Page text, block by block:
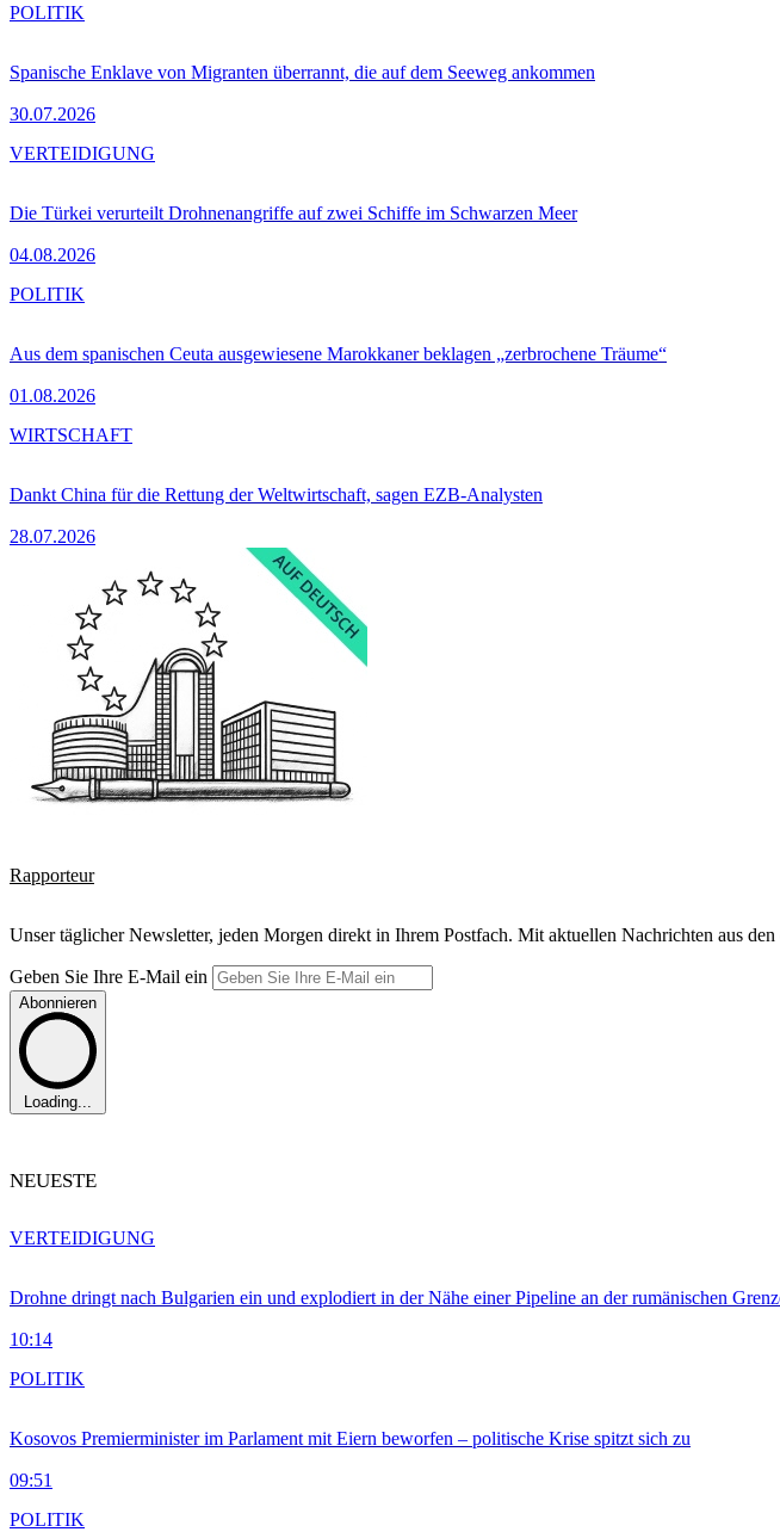
Spanische Enklave von Migranten überrannt, die auf dem Seeweg ankommen
30.07.2026
POLITIK
Die Türkei verurteilt Drohnenangriffe auf zwei Schiffe im Schwarzen Meer
04.08.2026
VERTEIDIGUNG
Aus dem spanischen Ceuta ausgewiesene Marokkaner beklagen „zerbrochene Träume“
01.08.2026
POLITIK
Dankt China für die Rettung der Weltwirtschaft, sagen EZB-Analysten
28.07.2026
WIRTSCHAFT
Rapporteur
Unser täglicher Newsletter, jeden Morgen direkt in Ihrem Postfach. Mit aktuellen Nachrichten aus
Geben Sie Ihre E-Mail ein
Abonnieren
Loading...
NEUESTE
Drohne dringt nach Bulgarien ein und explodiert in der Nähe einer Pipeline an der rumänischen
10:14
VERTEIDIGUNG
Kosovos Premierminister im Parlament mit Eiern beworfen – politische Krise spitzt sich zu
09:51
POLITIK
POLITIK